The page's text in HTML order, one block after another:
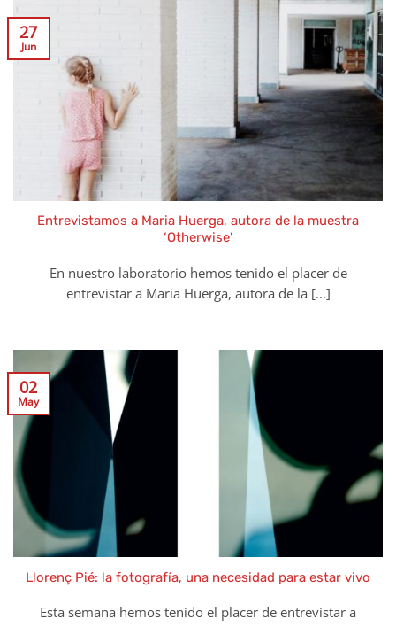
Entrevistamos a Maria Huerga, autora de la muestra
‘Otherwise’
En nuestro laboratorio hemos tenido el placer de
entrevistar a Maria Huerga, autora de la [...]
27
Jun
Llorenç Pié: la fotografía, una necesidad para estar vivo
Esta semana hemos tenido el placer de entrevistar a
02
May